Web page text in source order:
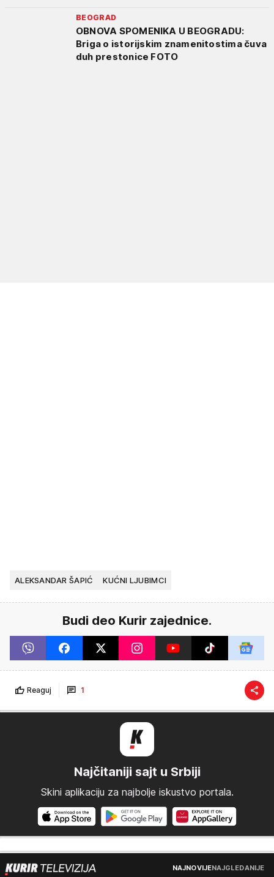
BEOGRAD
OBNOVA SPOMENIKA U BEOGRADU:
Briga o istorijskim znamenitostima čuva
duh prestonice FOTO
ALEKSANDAR ŠAPIĆ KUĆNI LJUBIMCI
Budi deo Kurir zajednice.
Reaguj 1
Najčitaniji sajt u Srbiji
Skini aplikaciju za najbolje iskustvo portala.
NAJNOVIJENAJGLEDANIJE